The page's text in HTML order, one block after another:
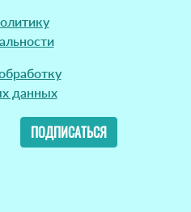
данных
ПОДПИСАТЬСЯ